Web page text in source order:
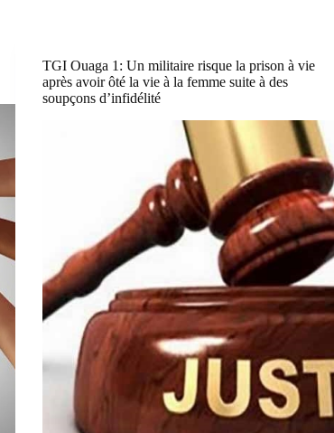
TGI Ouaga 1: Un militaire risque la prison à vie
après avoir ôté la vie à la femme suite à des
soupçons d’infidélité